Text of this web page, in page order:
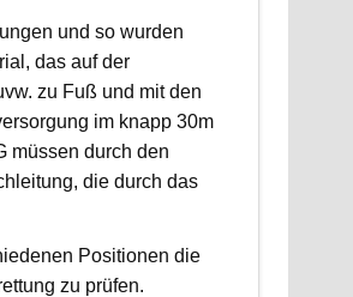
und so wurden
das auf der
zu Fuß und mit den
im knapp 30m
müssen durch den
die durch das
Positionen die
zu prüfen.